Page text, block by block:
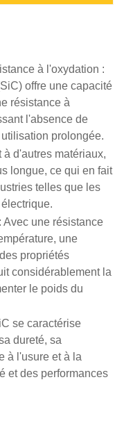
à l'oxydation :
offre une capacité
résistance à
l'absence de
prolongée.
à d'autres matériaux,
longue, ce qui en fait
telles que les
: Avec une résistance
une
propriétés
considérablement la
le poids du
se caractérise
dureté, sa
à l'usure et à la
et des performances